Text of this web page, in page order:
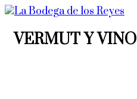
VERMUT Y VINO